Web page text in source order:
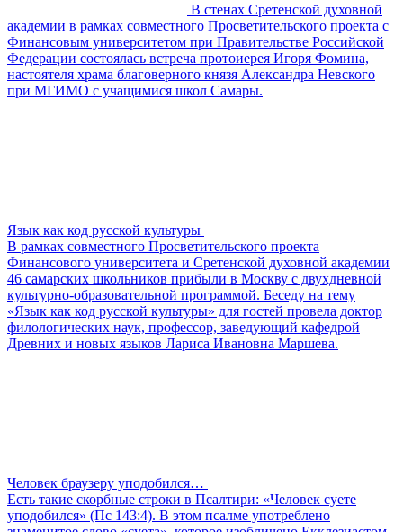
В стенах Сретенской духовной
академии в рамках совместного Просветительского проекта с
Финансовым университетом при Правительстве Российской
Федерации состоялась встреча протоиерея Игоря Фомина,
настоятеля храма благоверного князя Александра Невского
при МГИМО с учащимися школ Самары.
Язык как код русской культуры
В рамках совместного Просветительского проекта
Финансового университета и Сретенской духовной академии
46 самарских школьников прибыли в Москву с двухдневной
культурно-образовательной программой. Беседу на тему
«Язык как код русской культуры» для гостей провела доктор
филологических наук, профессор, заведующий кафедрой
Древних и новых языков Лариса Ивановна Маршева.
Человек браузеру уподобился…
Есть такие скорбные строки в Псалтири: «Человек суете
уподобился» (Пс 143:4). В этом псалме употреблено